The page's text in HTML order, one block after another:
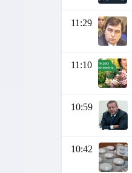
11:29
11:10
10:59
10:42